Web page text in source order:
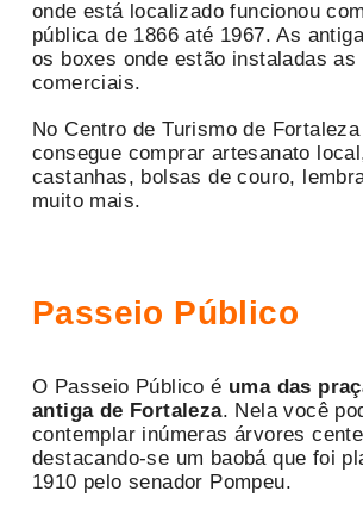
onde está localizado funcionou
pública de 1866 até 1967. As
os boxes onde estão instaladas as
comerciais.
No Centro de Turismo de
consegue comprar artesanato
castanhas, bolsas de couro,
muito mais.
Passeio Público
O Passeio Público é uma das
antiga de Fortaleza. Nela você
contemplar inúmeras árvores
destacando-se um baobá que foi
1910 pelo senador Pompeu.